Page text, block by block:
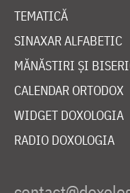
TEMATICĂ
SINAXAR ALFABETIC
MĂNĂSTIRI ȘI
CALENDAR ORTODOX
WIDGET DOXOLOGIA
RADIO DOXOLOGIA